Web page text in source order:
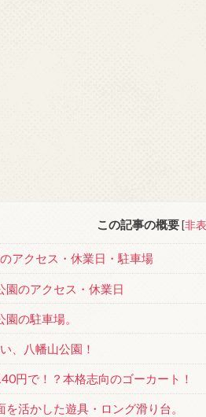
この記事の概要[非
アクセス・休業日・駐車場
園のアクセス・休業日
園の駐車場。
、八幡山公園！
円で！？本格志向のゴーカート！
を活かした遊具・ロング滑り台。